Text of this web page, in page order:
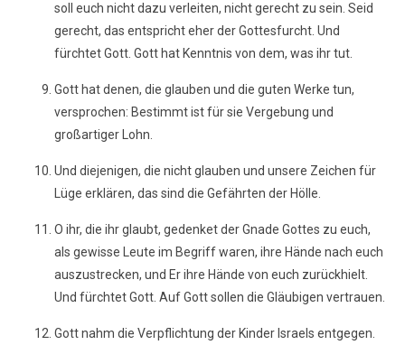
soll euch nicht dazu verleiten, nicht gerecht zu sein. Seid
gerecht, das entspricht eher der Gottesfurcht. Und
fürchtet Gott. Gott hat Kenntnis von dem, was ihr tut.
Gott hat denen, die glauben und die guten Werke tun,
versprochen: Bestimmt ist für sie Vergebung und
großartiger Lohn.
Und diejenigen, die nicht glauben und unsere Zeichen für
Lüge erklären, das sind die Gefährten der Hölle.
O ihr, die ihr glaubt, gedenket der Gnade Gottes zu euch,
als gewisse Leute im Begriff waren, ihre Hände nach euch
auszustrecken, und Er ihre Hände von euch zurückhielt.
Und fürchtet Gott. Auf Gott sollen die Gläubigen vertrauen.
Gott nahm die Verpflichtung der Kinder Israels entgegen.